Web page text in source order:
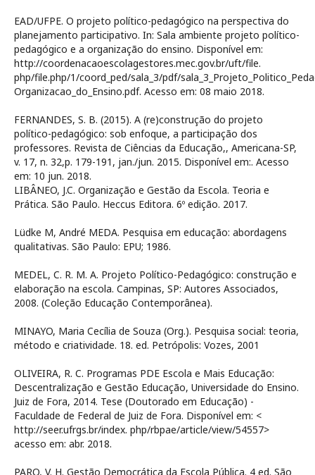
EAD/UFPE. O projeto político-pedagógico na perspectiva do
planejamento participativo. In: Sala ambiente projeto político-
pedagógico e a organização do ensino. Disponível em:
http://coordenacaoescolagestores.mec.gov.br/uft/file.
php/file.php/1/coord_ped/sala_3/pdf/
Organizacao_do_Ensino.pdf. Acesso em: 08 maio 2018.
FERNANDES, S. B. (2015). A (re)construção do projeto
político-pedagógico: sob enfoque, a participação dos
professores. Revista de Ciências da Educação,, Americana-SP,
v. 17, n. 32,p. 179-191, jan./jun. 2015. Disponível em:. Acesso
em: 10 jun. 2018.
LIBÂNEO, J.C. Organização e Gestão da Escola. Teoria e
Prática. São Paulo. Heccus Editora. 6º edição. 2017.
Lüdke M, André MEDA. Pesquisa em educação: abordagens
qualitativas. São Paulo: EPU; 1986.
MEDEL, C. R. M. A. Projeto Político-Pedagógico: construção e
elaboração na escola. Campinas, SP: Autores Associados,
2008. (Coleção Educação Contemporânea).
MINAYO, Maria Cecília de Souza (Org.). Pesquisa social: teoria,
método e criatividade. 18. ed. Petrópolis: Vozes, 2001
OLIVEIRA, R. C. Programas PDE Escola e Mais Educação:
Descentralização e Gestão Educação, Universidade do Ensino.
Juiz de Fora, 2014. Tese (Doutorado em Educação) -
Faculdade de Federal de Juiz de Fora. Disponível em: <
http://seer.ufrgs.br/index. php/rbpae/article/view/54557>
acesso em: abr. 2018.
PARO, V. H. Gestão Democrática da Escola Pública. 4 ed. São